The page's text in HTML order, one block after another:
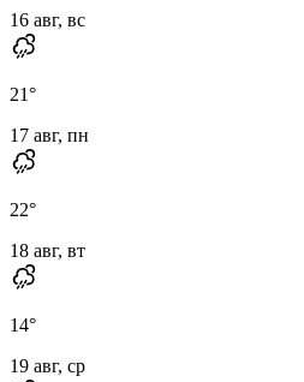
16 авг, вс
21°
17 авг, пн
22°
18 авг, вт
14°
19 авг, ср